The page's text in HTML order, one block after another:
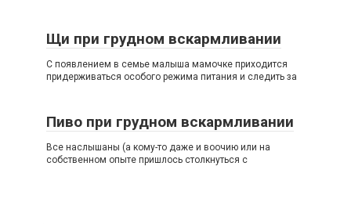
Щи при грудном вскармливании
С появлением в семье малыша мамочке приходится
придерживаться особого режима питания и следить за
Пиво при грудном вскармливании
Все наслышаны (а кому-то даже и воочию или на
собственном опыте пришлось столкнуться с